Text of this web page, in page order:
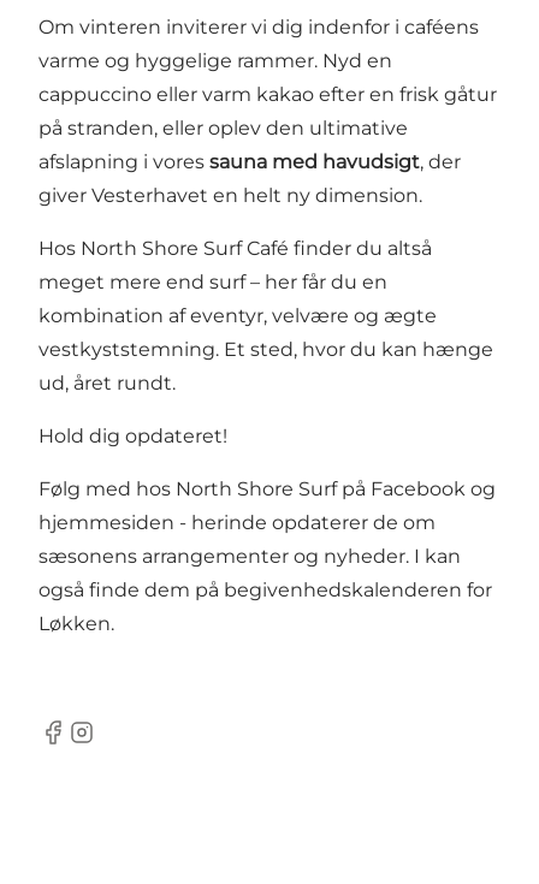
Om vinteren inviterer vi dig indenfor i caféens
varme og hyggelige rammer. Nyd en
cappuccino eller varm kakao efter en frisk gåtur
på stranden, eller oplev den ultimative
afslapning i vores sauna med havudsigt, der
giver Vesterhavet en helt ny dimension.
Hos North Shore Surf Café finder du altså
meget mere end surf – her får du en
kombination af eventyr, velvære og ægte
vestkyststemning. Et sted, hvor du kan hænge
ud, året rundt.
Hold dig opdateret!
Følg med hos North Shore Surf på Facebook og
hjemmesiden - herinde opdaterer de om
sæsonens arrangementer og nyheder. I kan
også finde dem på begivenhedskalenderen for
Løkken.
Facebook
Instagram